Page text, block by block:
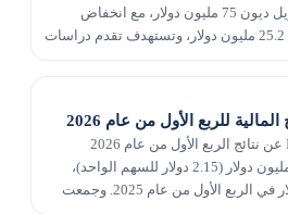
بالربع المقارن، ورفعت تمويل ديون 75 مليون دولار، مع انخفاض
نفقات البحث والتطوير إلى 25.2 مليون دولار، وتستهدف تقدم دراسات
أعلنت Inhibrx Biosciences عن نتائج الربع الأول من عام 2026
بخسارة صافية قدرها 33.4 مليون دولار (2.15 دولار للسهم الواحد)،
تحسنت من 43.3 مليون دولار في الربع الأول من عام 2025. وجمعت